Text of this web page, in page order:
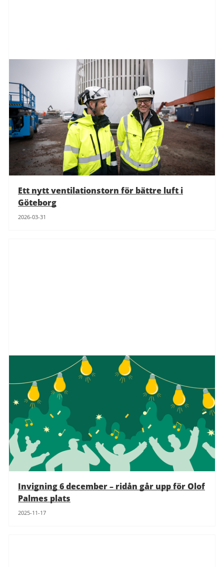
Ett nytt ventilationstorn för bättre luft i
Göteborg
2026-03-31
Invigning 6 december – ridån går upp för Olof
Palmes plats
2025-11-17